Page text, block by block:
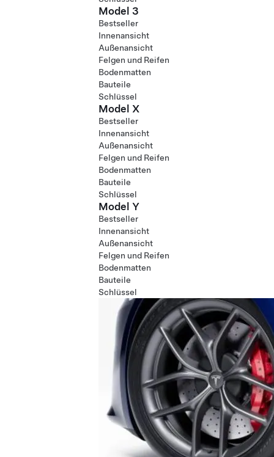
Model 3
Bestseller
Innenansicht
Außenansicht
Felgen und Reifen
Bodenmatten
Bauteile
Schlüssel
Model X
Bestseller
Innenansicht
Außenansicht
Felgen und Reifen
Bodenmatten
Bauteile
Schlüssel
Model Y
Bestseller
Innenansicht
Außenansicht
Felgen und Reifen
Bodenmatten
Bauteile
Schlüssel